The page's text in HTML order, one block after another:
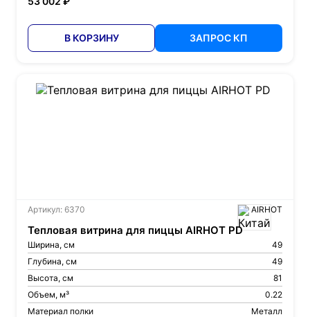
В КОРЗИНУ ЗАПРОС КП
Артикул: 6370 AIRHOT
Тепловая витрина для пиццы AIRHOT PD
Ширина, см
49
Глубина, см
49
Высота, см
81
Объем, м³
0.22
Материал полки
Металл